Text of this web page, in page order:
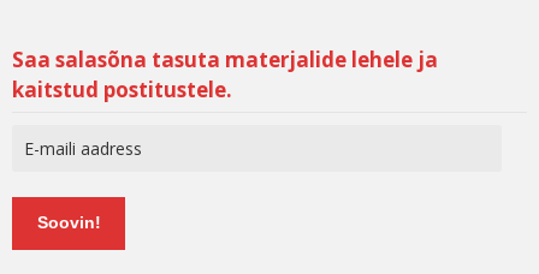
Saa salasõna tasuta materjalide lehele ja
kaitstud postitustele.
Soovin!